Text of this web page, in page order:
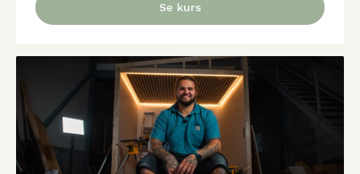
Se kurs